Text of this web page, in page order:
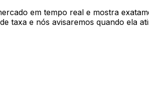
em tempo real e mostra
taxa e nós avisaremos quando ela